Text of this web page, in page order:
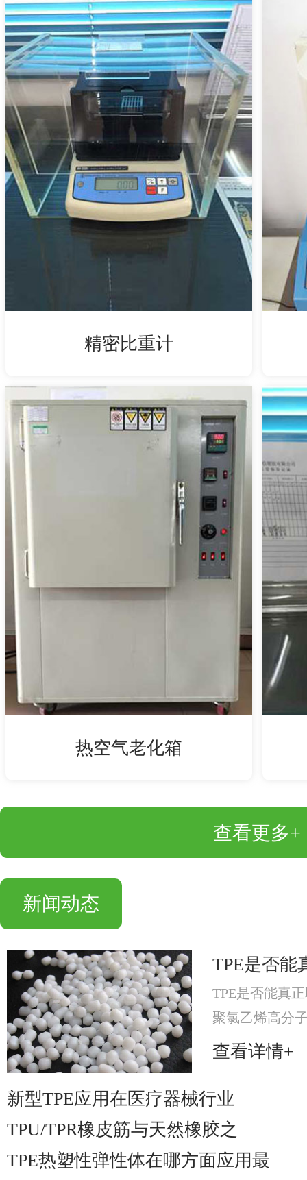
精密比重计
热空气老化箱
查看更多+
新闻动态
TPE是否能
TPE是否能真
聚氯乙烯高分
分，提升材料
查看详情+
新型TPE应用在医疗器械行业
TPU/TPR橡皮筋与天然橡胶之
TPE热塑性弹性体在哪方面应用最